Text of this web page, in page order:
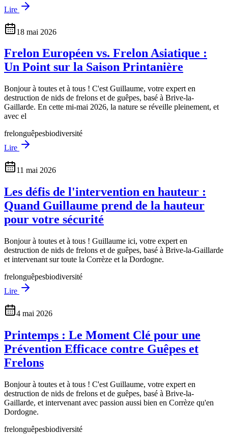
Lire
18 mai 2026
Frelon Européen vs. Frelon Asiatique :
Un Point sur la Saison Printanière
Bonjour à toutes et à tous ! C'est Guillaume, votre expert en
destruction de nids de frelons et de guêpes, basé à Brive-la-
Gaillarde. En cette mi-mai 2026, la nature se réveille pleinement, et
avec el
frelonguêpesbiodiversité
Lire
11 mai 2026
Les défis de l'intervention en hauteur :
Quand Guillaume prend de la hauteur
pour votre sécurité
Bonjour à toutes et à tous ! Guillaume ici, votre expert en
destruction de nids de frelons et de guêpes, basé à Brive-la-Gaillarde
et intervenant sur toute la Corrèze et la Dordogne.
frelonguêpesbiodiversité
Lire
4 mai 2026
Printemps : Le Moment Clé pour une
Prévention Efficace contre Guêpes et
Frelons
Bonjour à toutes et à tous ! C'est Guillaume, votre expert en
destruction de nids de frelons et de guêpes, basé à Brive-la-
Gaillarde, et intervenant avec passion aussi bien en Corrèze qu'en
Dordogne.
frelonguêpesbiodiversité